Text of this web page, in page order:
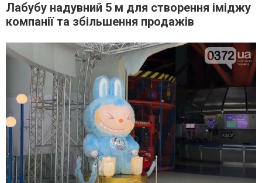
Лабубу надувний 5 м для створення іміджу
компанії та збільшення продажів